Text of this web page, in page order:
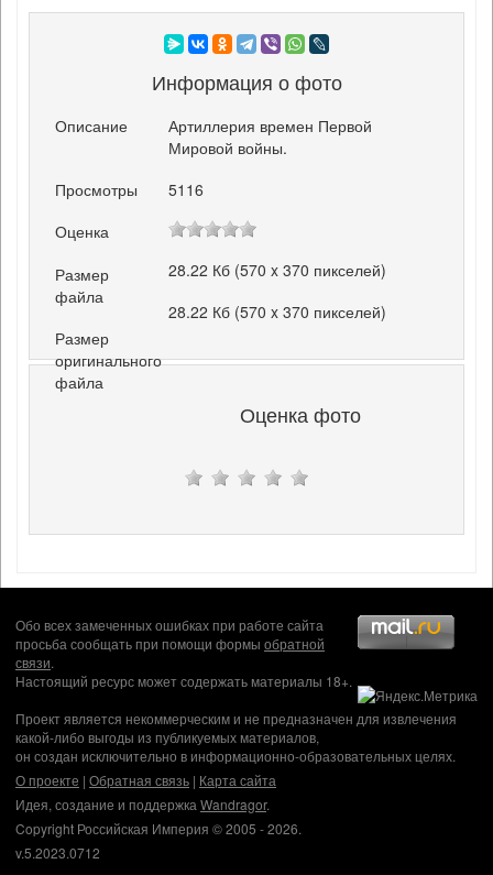
Информация о фото
Описание
Артиллерия времен Первой
Мировой войны.
Просмотры
5116
Оценка
Размер
файла
28.22 Кб (570 x 370 пикселей)
Размер
оригинального
файла
28.22 Кб (570 x 370 пикселей)
Оценка фото
Обо всех замеченных ошибках при работе сайта
просьба сообщать при помощи формы обратной
связи.
Настоящий ресурс может содержать материалы 18+.
Проект является некоммерческим и не предназначен для извлечения
какой-либо выгоды из публикуемых материалов,
он создан исключительно в информационно-образовательных целях.
О проекте | Обратная связь | Карта сайта
Идея, создание и поддержка Wandragor.
Copyright Российская Империя © 2005 - 2026.
v.5.2023.0712